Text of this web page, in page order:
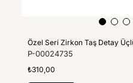
P-00024735
₺310,00